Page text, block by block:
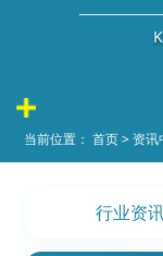
当前位置：首页> 资讯
行业资